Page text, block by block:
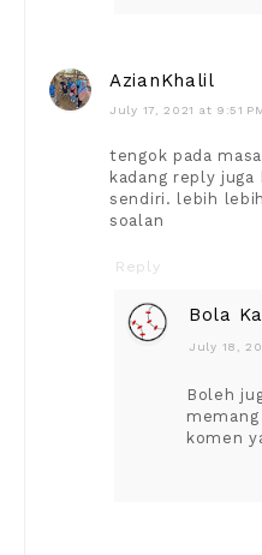
AzianKhalil
July 17, 2021 at 9:51
tengok pada
kadang reply
sendiri. lebih
soalan
Reply
Bola
July 18,
Boleh
komen